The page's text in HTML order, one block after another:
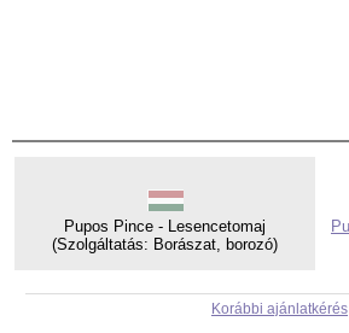
Pupos Pince - Lesencetomaj
(Szolgáltatás: Borászat, borozó)
Korábbi ajánlatkérés